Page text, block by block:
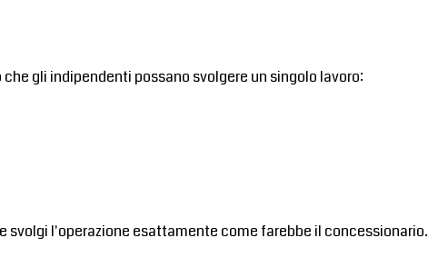
che gli indipendenti possano svolgere un singolo lavoro:
l'operazione esattamente come farebbe il concessionario.